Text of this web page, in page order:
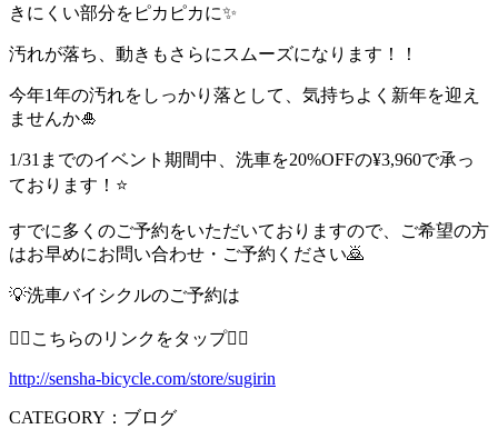
きにくい部分をピカピカに✨
汚れが落ち、動きもさらにスムーズになります！！
今年1年の汚れをしっかり落として、気持ちよく新年を迎え
ませんか🎍
1/31までのイベント期間中、洗車を20%OFFの¥3,960で承っ
ております！⭐️
すでに多くのご予約をいただいておりますので、ご希望の方
はお早めにお問い合わせ・ご予約ください🙇
💡洗車バイシクルのご予約は
👇🏻こちらのリンクをタップ👇🏻
http://sensha-bicycle.com/store/sugirin
CATEGORY：ブログ